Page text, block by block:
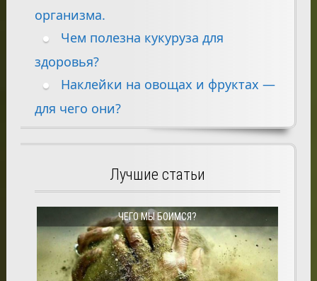
организма.
Чем полезна кукуруза для
здоровья?
Наклейки на овощах и фруктах —
для чего они?
Лучшие статьи
ЧЕГО МЫ БОИМСЯ?